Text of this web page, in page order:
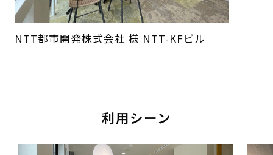
NTT都市開発株式会社 様 NTT-KFビル
利用シーン